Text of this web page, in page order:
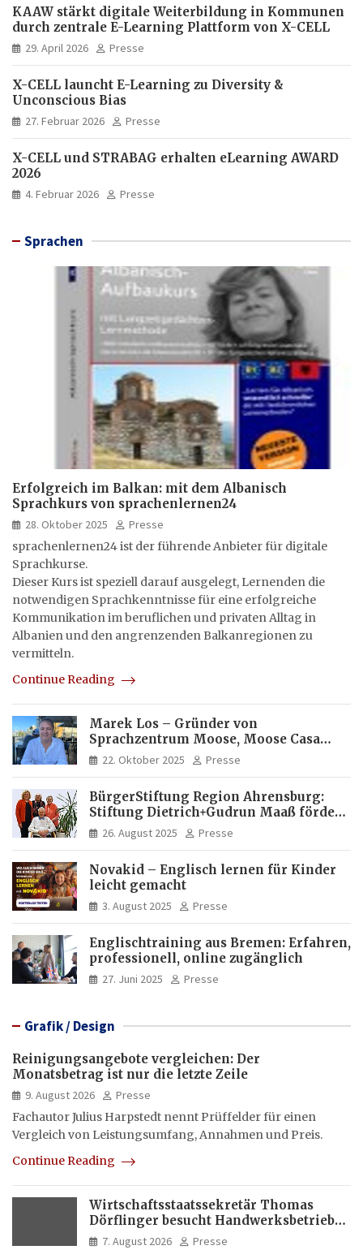
KAAW stärkt digitale Weiterbildung in Kommunen
durch zentrale E-Learning Plattform von X-CELL
29. April 2026 Presse
X-CELL launcht E-Learning zu Diversity &
Unconscious Bias
27. Februar 2026 Presse
X-CELL und STRABAG erhalten eLearning AWARD
2026
4. Februar 2026 Presse
Sprachen
Erfolgreich im Balkan: mit dem Albanisch
Sprachkurs von sprachenlernen24
28. Oktober 2025
Presse
sprachenlernen24 ist der führende Anbieter für digitale
Sprachkurse.
Dieser Kurs ist speziell darauf ausgelegt, Lernenden die
notwendigen Sprachkenntnisse für eine erfolgreiche
Kommunikation im beruflichen und privaten Alltag in
Albanien und den angrenzenden Balkanregionen zu
vermitteln.
Continue Reading
Marek Los – Gründer von
Sprachzentrum Moose, Moose Casa
Italia und Apartamento Brasil |
22. Oktober 2025 Presse
BürgerStiftung Region Ahrensburg:
Stiftung Dietrich+Gudrun Maaß fördert
Deutschkenntnisse von Frauen
26. August 2025 Presse
Novakid – Englisch lernen für Kinder
leicht gemacht
3. August 2025 Presse
Englischtraining aus Bremen: Erfahren,
professionell, online zugänglich
27. Juni 2025 Presse
Grafik / Design
Reinigungsangebote vergleichen: Der
Monatsbetrag ist nur die letzte Zeile
9. August 2026
Presse
Fachautor Julius Harpstedt nennt Prüffelder für einen
Vergleich von Leistungsumfang, Annahmen und Preis.
Continue Reading
Wirtschaftsstaatssekretär Thomas
Dörflinger besucht Handwerksbetrieb
im Kammerbezirk Freiburg
7. August 2026 Presse